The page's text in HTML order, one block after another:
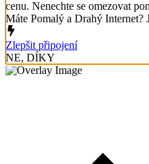
cenu. Nenechte se omezovat
Máte Pomalý a Drahý Internet?
Zlepšit připojení
NE, DÍKY